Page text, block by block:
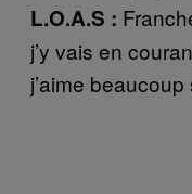
L.O.A.S :
j’y vais en
j’aime